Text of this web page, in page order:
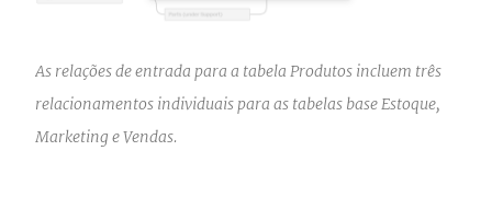
As relações de entrada para a tabela Produtos incluem três
relacionamentos individuais para as tabelas base Estoque,
Marketing e Vendas.